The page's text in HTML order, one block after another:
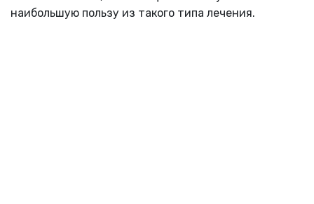
наибольшую пользу из такого типа лечения.